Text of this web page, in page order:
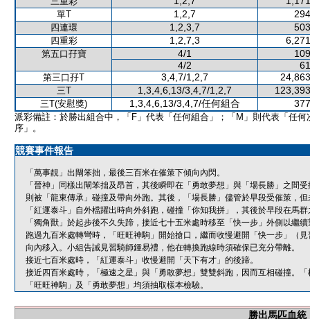
單T 1,2,7
四連環 1,2,3,7
四重彩 1,2,7,3
第五口孖寶 4/1
4/2
第三口孖T 3,4,7/1,2,7
三T 1,3,4,6,13/3,4,7/1,2,7
三T(安慰獎) 1,3,4,6,13/3,4,7/任何組合
派彩備註：於勝出組合中，「F」代表「任何組合」；「M」則代表「任何
序」。
競賽事件報告
「萬事靚」出閘笨拙，最後三百米在催策下傾向內閃。
「晉神」同樣出閘笨拙及昂首，其後瞬即在「勇敢夢想」與「場長勝」之間
則被「龍東傳承」碰撞及帶向外跑。其後，「場長勝」儘管於早段受催策，
「紅運泰斗」自外檔躍出時向外斜跑，碰撞「你知我拼」，其後於早段在馬
「獨角獸」於起步後不久失蹄，接近七十五米處時移至「快一步」外側以繼
跑過九百米處轉彎時，「旺旺神駒」開始搶口，繼而收慢避開「快一步」（
向內移入。小組告誡見習騎師鍾易禮，他在轉換跑線時須確保已充分帶離。
接近七百米處時，「紅運泰斗」收慢避開「天下有才」的後蹄。
接近四百米處時，「極速之星」與「勇敢夢想」雙雙斜跑，因而互相碰撞。
「旺旺神駒」及「勇敢夢想」均須抽取樣本檢驗。
勝出馬匹血統